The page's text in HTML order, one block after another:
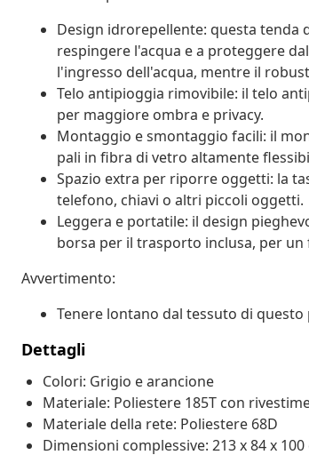
Design idrorepellente: questa tenda
respingere l'acqua e a proteggere
l'ingresso dell'acqua, mentre il
Telo antipioggia rimovibile: il telo
per maggiore ombra e privacy.
Montaggio e smontaggio facili: il
pali in fibra di vetro altamente
Spazio extra per riporre oggetti: la
telefono, chiavi o altri piccoli oggetti.
Leggera e portatile: il design
borsa per il trasporto inclusa, per
Avvertimento:
Tenere lontano dal tessuto di
Dettagli
Colori: Grigio e arancione
Materiale: Poliestere 185T con
Materiale della rete: Poliestere 68D
Dimensioni complessive: 213 x 84 x 100